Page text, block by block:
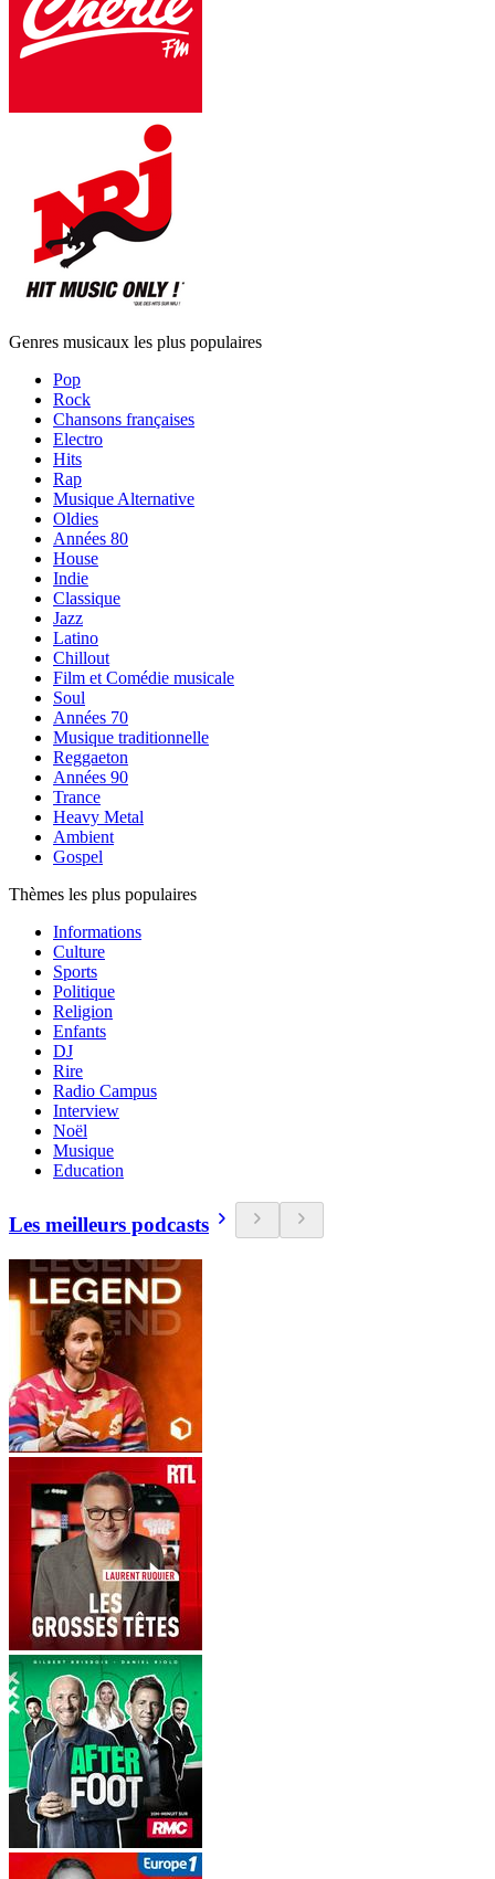
Genres musicaux les plus populaires
Pop
Rock
Chansons françaises
Electro
Hits
Rap
Musique Alternative
Oldies
Années 80
House
Indie
Classique
Jazz
Latino
Chillout
Film et Comédie musicale
Soul
Années 70
Musique traditionnelle
Reggaeton
Années 90
Trance
Heavy Metal
Ambient
Gospel
Thèmes les plus populaires
Informations
Culture
Sports
Politique
Religion
Enfants
DJ
Rire
Radio Campus
Interview
Noël
Musique
Education
Les meilleurs podcasts